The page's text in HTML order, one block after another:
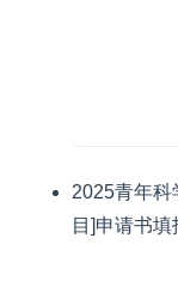
2025青年科
目]申请书填